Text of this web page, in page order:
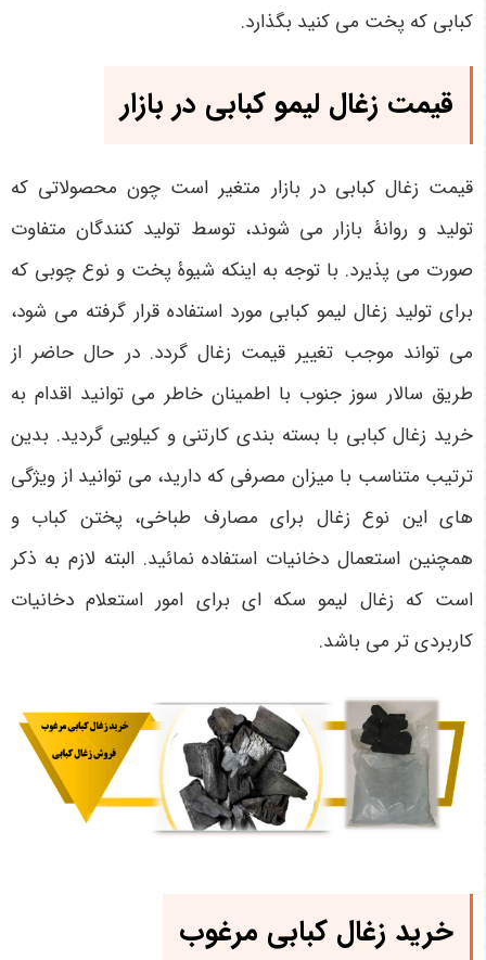
کبابی که پخت می کنید بگذارد.
قیمت زغال لیمو کبابی در بازار
قیمت زغال کبابی در بازار متغیر است چون محصولاتی که
تولید و روانۀ بازار می شوند، توسط تولید کنندگان متفاوت
صورت می پذیرد. با توجه به اینکه شیوۀ پخت و نوع چوبی که
برای تولید زغال لیمو کبابی مورد استفاده قرار گرفته می شود،
می تواند موجب تغییر قیمت زغال گردد. در حال حاضر از
طریق سالار سوز جنوب با اطمینان خاطر می توانید اقدام به
خرید زغال کبابی با بسته بندی کارتنی و کیلویی گردید. بدین
ترتیب متناسب با میزان مصرفی که دارید، می توانید از ویژگی
های این نوع زغال برای مصارف طباخی، پختن کباب و
همچنین استعمال دخانیات استفاده نمائید. البته لازم به ذکر
است که زغال لیمو سکه ای برای امور استعلام دخانیات
کاربردی تر می باشد.
خرید زغال کبابی مرغوب